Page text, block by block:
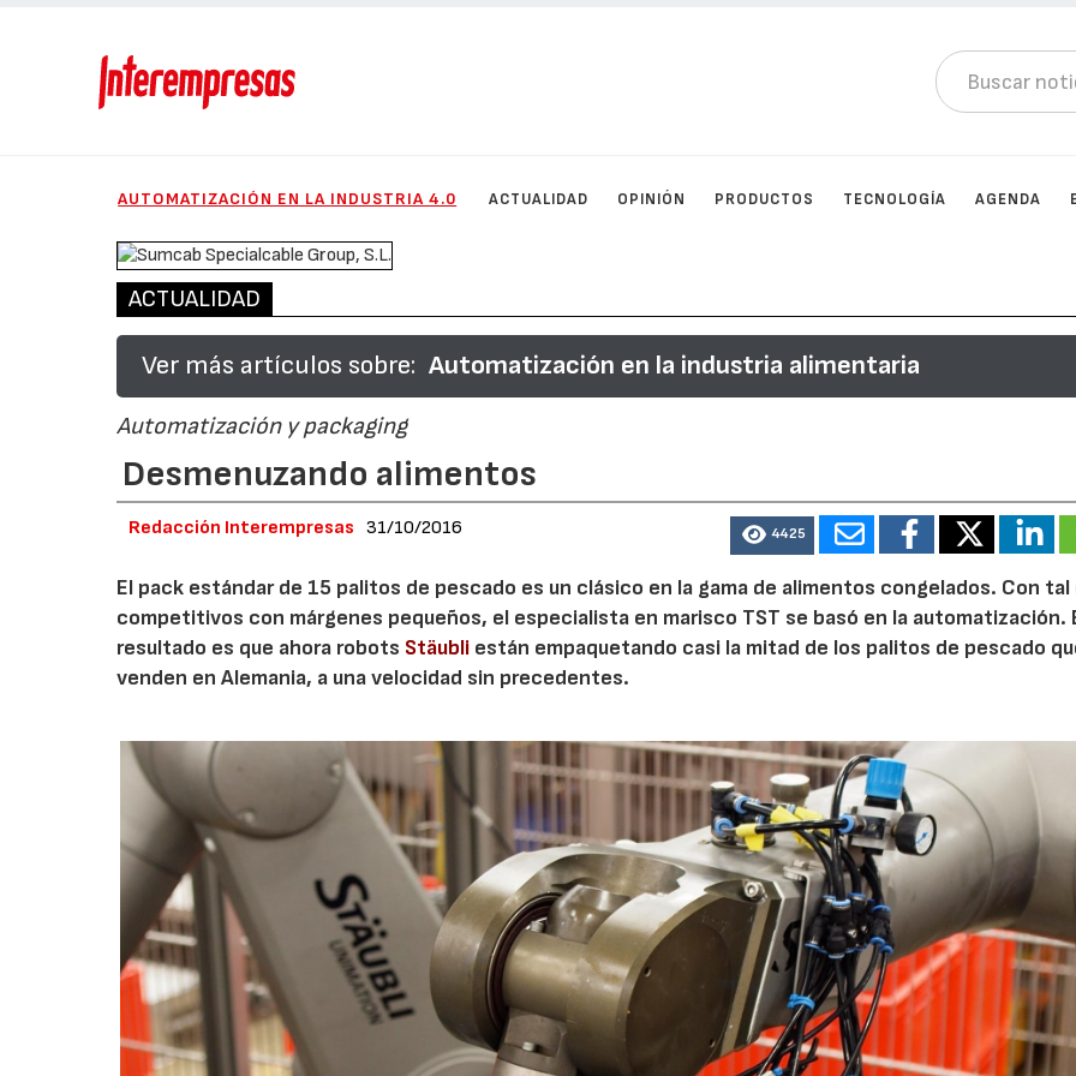
AUTOMATIZACIÓN EN LA INDUSTRIA 4.0 ACTUALIDAD OPINIÓN PRODUCTOS TECNOLOGÍA AGENDA
ACTUALIDAD
Ver más artículos sobre: Automatización en la industria alimentaria
Automatización y packaging
Desmenuzando alimentos
Redacción Interempresas 31/10/2016 4425
El pack estándar de 15 palitos de pescado es un clásico en la gama de alimentos congelados. Con tal
competitivos con márgenes pequeños, el especialista en marisco TST se basó en la automatización.
resultado es que ahora robots Stäubli están empaquetando casi la mitad de los palitos de pescado
venden en Alemania, a una velocidad sin precedentes.
AF26_IFM AF26_IFM